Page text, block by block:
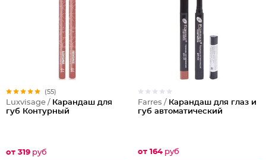
(55)
Luxvisage / Карандаш для
губ Контурный
от 319 руб
Farres / Карандаш для глаз и
губ автоматический
от 164 руб